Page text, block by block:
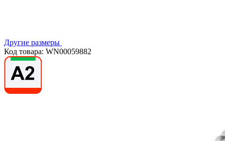
Другие размеры
Код товара: WN00059882